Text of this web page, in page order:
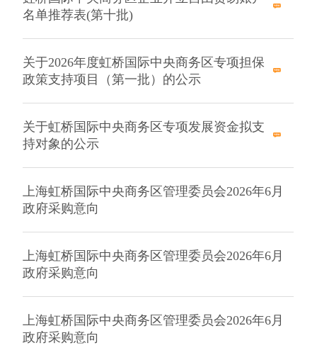
名单推荐表(第十批)
关于2026年度虹桥国际中央商务区专项担保
政策支持项目（第一批）的公示
关于虹桥国际中央商务区专项发展资金拟支
持对象的公示
上海虹桥国际中央商务区管理委员会2026年6月
政府采购意向
上海虹桥国际中央商务区管理委员会2026年6月
政府采购意向
上海虹桥国际中央商务区管理委员会2026年6月
政府采购意向